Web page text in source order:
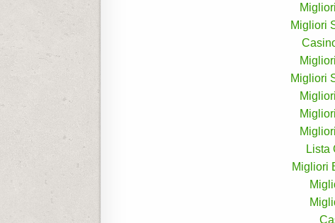
Migliori
Migliori
Lista
Migliori